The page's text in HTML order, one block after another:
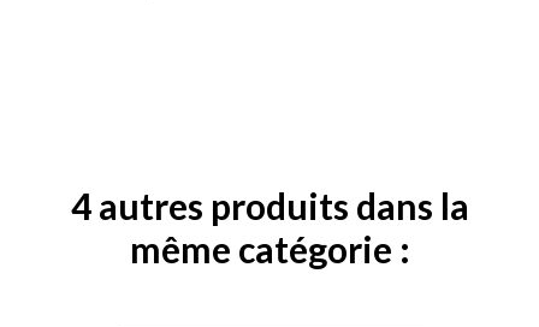
4 autres produits dans la
même catégorie :